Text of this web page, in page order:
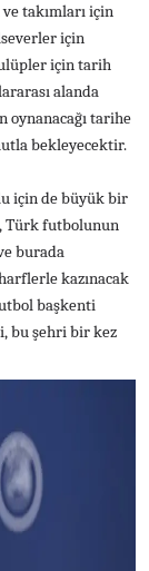
takımları için
için
için tarih
alanda
oynanacağı tarihe
bekleyecektir.
için de büyük bir
Türk futbolunun
burada
kazınacak
başkenti
bu şehri bir kez